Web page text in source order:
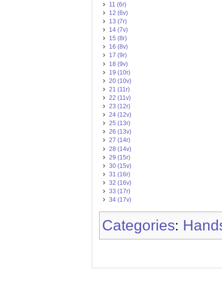
11 (6r)
12 (6v)
13 (7r)
14 (7v)
15 (8r)
16 (8v)
17 (9r)
18 (9v)
19 (10r)
20 (10v)
21 (11r)
22 (11v)
23 (12r)
24 (12v)
25 (13r)
26 (13v)
27 (14r)
28 (14v)
29 (15r)
30 (15v)
31 (16r)
32 (16v)
33 (17r)
34 (17v)
Categories: